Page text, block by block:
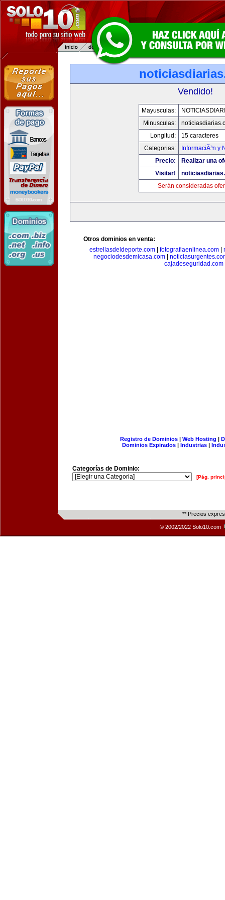
Vendido!
Mayusculas:
Minusculas:
Longitud:
15 caracteres
Categorias:
InformaciÃ³n y
Precio:
Realizar una
Visitar!
Serán consideradas
Otros dominios en venta:
estrellasdeldeporte.com
fotografiaenlinea.com
negociodesdemicasa.com
cajadeseguridad.com
Registro de Dominios| Web Hosting |
Dominios Expirados | Industrias |
Categorías de Dominio:
[Pág.
** Precios
© 2002/2022 Solo10.com